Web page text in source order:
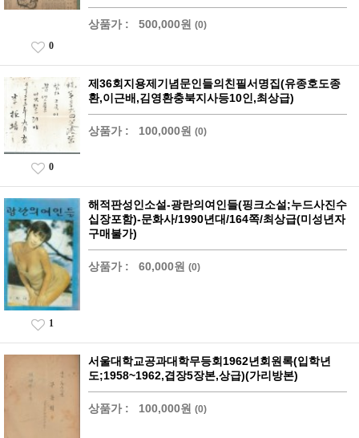
상품가 : 500,000원 (0)
0
제36회지용제기념문인들의친필서명집(유종호도종
환,이근배,김영환충북지사등10인,최상급)
상품가 : 100,000원 (0)
0
해적판성인소설-광란의여인들(핑크소설;누드사진수
십장포함)-문화사/1990년대/164쪽/최상급(미성년자
구매불가)
상품가 : 60,000원 (0)
1
서울대학교공과대학무등회1962년회원록(입학년
도;1958~1962,겹장5장본,상급)(가리방본)
상품가 : 100,000원 (0)